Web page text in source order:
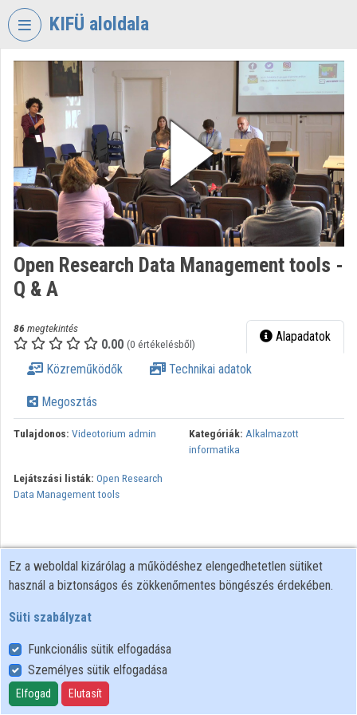
Fejléc kihagyása
KIFÜ aloldala
VIDEO TORIUM
KORMÁNYZATI
INFORMATIKAI
FEJLESZTÉSI
ÜGYNÖKSÉG
Intézményi kezdőlap
Bejelentkezés
Intézményi felfedezés
Intézményi listák
Intézmények
Közreműködők
Open Research Data Management tools -
Q & A
86 megtekintés
0.00 (0 értékelésből) Alapadatok
Közreműködők Technikai adatok
Megosztás
Tulajdonos: Videotorium admin Kategóriák: Alkalmazott
informatika
Lejátszási listák: Open Research
Data Management tools
Felhasználói szabályzat
Adatkezelési tájékoztató
Süti szabályzat
Ez a weboldal kizárólag a működéshez elengedhetetlen sütiket
használ a biztonságos és zökkenőmentes böngészés érdekében.
Süti szabályzat
Funkcionális sütik elfogadása
Személyes sütik elfogadása
Elfogad Elutasít